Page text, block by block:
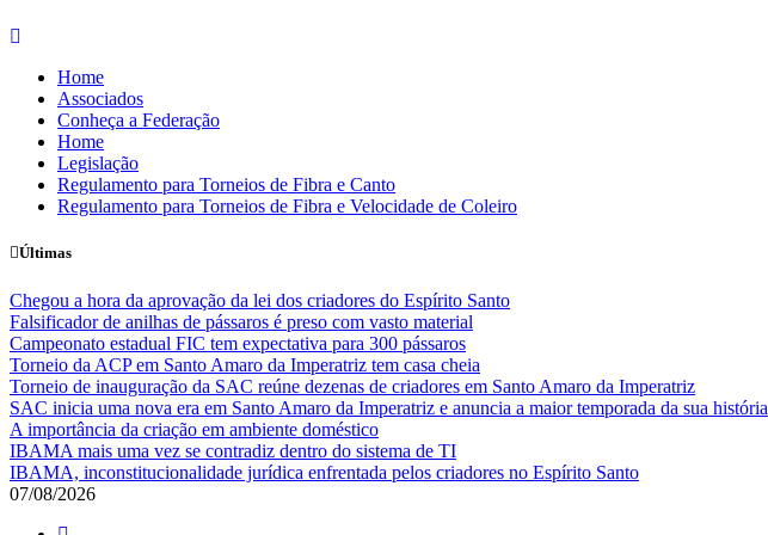
Skip
contentHome
Associados
Conheça a Federação
Home
Legislação
Regulamento para Torneios de Fibra e Canto
Regulamento para Torneios de Fibra e Velocidade de Coleiro
Últimas
Chegou a hora da aprovação da lei dos criadores do Espírito Santo
Falsificador de anilhas de pássaros é preso com vasto material
Campeonato estadual FIC tem expectativa para 300 pássaros
Torneio da ACP em Santo Amaro da Imperatriz tem casa cheia
Torneio de inauguração da SAC reúne dezenas de criadores em Santo Amaro da Imperatriz
SAC inicia uma nova era em Santo Amaro da Imperatriz e anuncia a maior temporada da sua história
A importância da criação em ambiente doméstico
IBAMA mais uma vez se contradiz dentro do sistema de TI
IBAMA, inconstitucionalidade jurídica enfrentada pelos criadores no Espírito Santo
07/08/2026